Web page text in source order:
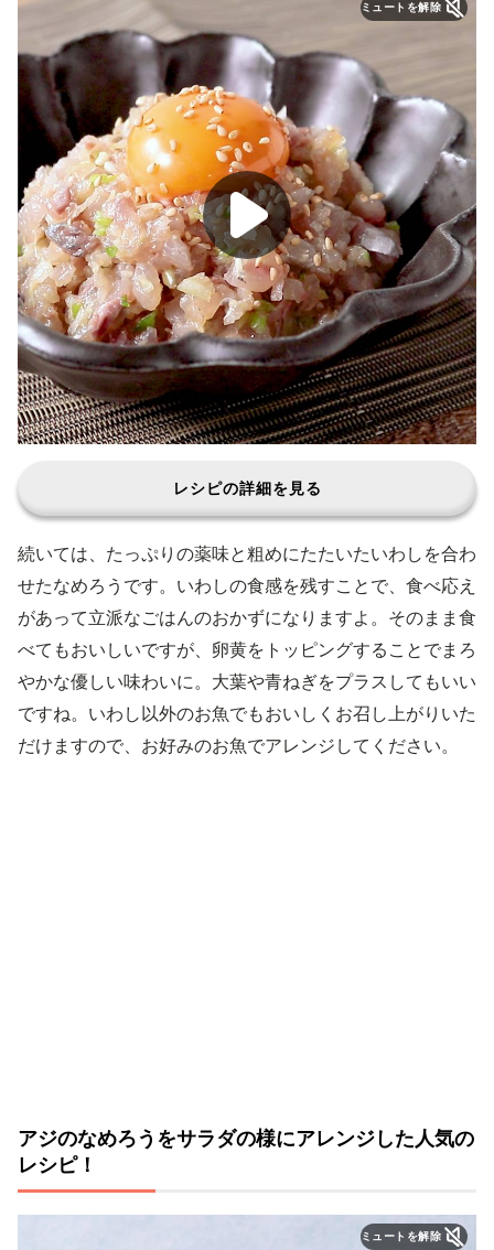
ミュートを解除
レシピの詳細を見る
続いては、たっぷりの薬味と粗めにたたいたいわしを合わ
せたなめろうです。いわしの食感を残すことで、食べ応え
があって立派なごはんのおかずになりますよ。そのまま食
べてもおいしいですが、卵黄をトッピングすることでまろ
やかな優しい味わいに。大葉や青ねぎをプラスしてもいい
ですね。いわし以外のお魚でもおいしくお召し上がりいた
だけますので、お好みのお魚でアレンジしてください。
アジのなめろうをサラダの様にアレンジした人気の
レシピ！
ミュートを解除